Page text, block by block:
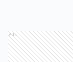
Ads